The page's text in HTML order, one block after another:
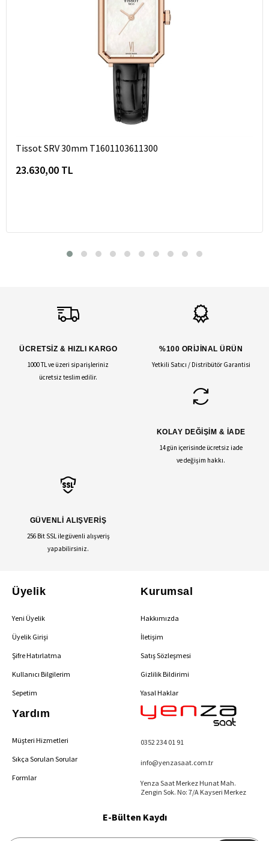
Tissot SRV 30mm T1601103611300
23.630,00 TL
ÜCRETSİZ & HIZLI KARGO
1000 TL ve üzeri siparişleriniz
ücretsiz teslim edilir.
%100 ORİJİNAL ÜRÜN
Yetkili Satıcı / Distribütör Garantisi
KOLAY DEĞİŞİM & İADE
14 gün içerisinde ücretsiz iade
ve değişim hakkı.
GÜVENLİ ALIŞVERİŞ
256 Bit SSL ile güvenli alışveriş
yapabilirsiniz.
Üyelik
Yeni Üyelik
Üyelik Girişi
Şifre Hatırlatma
Kullanıcı Bilgilerim
Sepetim
Kurumsal
Hakkımızda
İletişim
Satış Sözleşmesi
Gizlilik Bildirimi
Yasal Haklar
Yardım
Müşteri Hizmetleri
Sıkça Sorulan Sorular
Formlar
0352 234 01 91
info@yenzasaat.com.tr
Yenza Saat Merkez Hunat Mah.
Zengin Sok. No: 7/A Kayseri Merkez
E-Bülten Kaydı